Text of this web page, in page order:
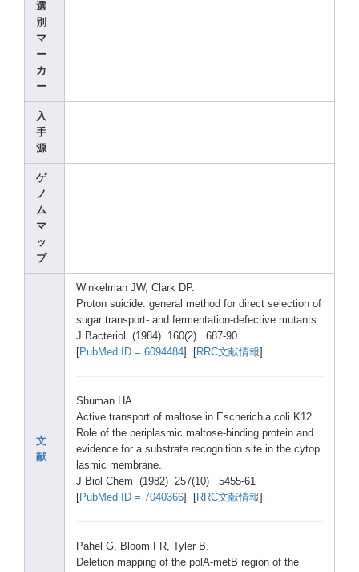
選
別
マ
ー
カ
ー
入
手
源
ゲ
ノ
ム
マ
ッ
プ
文
献
Winke lman JW, Clark DP.
Proton suicide: general method for direct selection of
sugar transport- and fermentation-defective mutants.
J Bacteriol (1984) 160(2) 687-90
PubMed ID = 6094484 RRC文献情報
Shuman HA.
Active transport of maltose in Escherichia coli K12.
Role of the perip lasmic maltose-binding protein and
evidence for a substrate recognition site in the cytop
lasmic membrane.
J Biol Chem (1982) 257(10) 5455-61
PubMed ID = 7040366 RRC文献情報
Pahel G, Bloom FR, Tyler B.
Deletion mapping of the polA-metB region of the